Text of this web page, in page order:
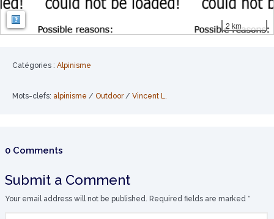
| Map style:
2 km
Catégories : Alpinisme
Mots-clefs: alpinisme / Outdoor/ Vincent L.
0 Comments
Submit a Comment
Your email address will not be published. Required fields are marked *